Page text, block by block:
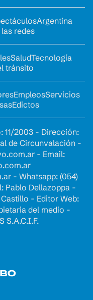
Argentina
las redes
SaludTecnología
tránsito
EmpleosServicios
Edictos
11/2003 - Dirección:
de Circunvalación -
- Email:
- Whatsapp: (054)
Pablo Dellazoppa -
- Editor Web:
del medio -
S.A.C.I.F.